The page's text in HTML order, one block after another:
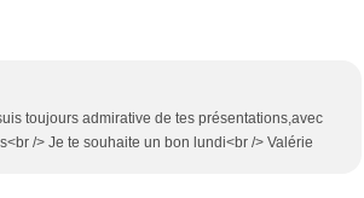
toujours admirative de tes présentations,avec
/> Je te souhaite un bon lundi<br /> Valérie